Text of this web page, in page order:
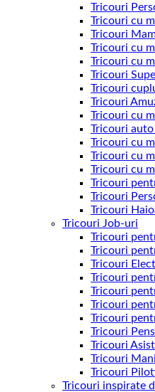
Tricouri
Tricouri cu
Tricouri
Tricouri cu
Tricouri cu
Tricouri
Tricouri
Tricouri
Tricouri cu
Tricouri auto
Tricouri cu
Tricouri cu
Tricouri cu
Tricouri
Tricouri
Tricouri
Tricouri Job-uri
Tricouri
Tricouri
Tricouri
Tricouri
Tricouri
Tricouri
Tricouri
Tricouri
Tricouri
Tricouri
Tricouri
Tricouri inspirate